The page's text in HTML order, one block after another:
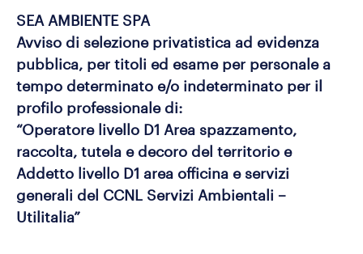
SEA AMBIENTE SPA
Avviso di selezione privatistica ad evidenza
pubblica, per titoli ed esame per personale a
tempo determinato e/o indeterminato per il
profilo professionale di:
“Operatore livello D1 Area spazzamento,
raccolta, tutela e decoro del territorio e
Addetto livello D1 area officina e servizi
generali del CCNL Servizi Ambientali –
Utilitalia”